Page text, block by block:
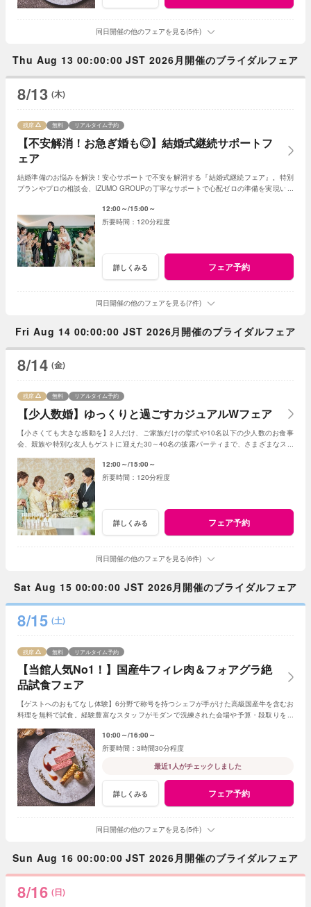
同日開催の他のフェアを見る(5件)
Thu Aug 13 00:00:00 JST 2026月開催のブライダルフェア
8/13 (木)
【不安解消！お急ぎ婚も◎】結婚式継続サポートフ
ェア
残席 無料 リアルタイム予約
結婚準備のお悩みを解決！安心サポートで不安を解消する『結婚式継続フェア』。特別
プランやプロの相談会、IZUMO GROUPの丁寧なサポートで心配ゼロの準備を実現いた
12:00～ 15:00～
120分程度
詳しくみる フェア予約
同日開催の他のフェアを見る(7件)
Fri Aug 14 00:00:00 JST 2026月開催のブライダルフェア
8/14 (金)
【少人数婚】ゆっくりと過ごすカジュアルWフェア
残席 無料 リアルタイム予約
【小さくても大きな感動を】2人だけ、ご家族だけの挙式や10名以下の少人数のお食事
会、親族や特別な友人もゲストに迎えた30～40名の披露パーティまで、さまざまなスタ
12:00～ 15:00～
120分程度
詳しくみる フェア予約
同日開催の他のフェアを見る(6件)
Sat Aug 15 00:00:00 JST 2026月開催のブライダルフェア
8/15 (土)
【当館人気No1！】国産牛フィレ肉＆フォアグラ絶
品試食フェア
残席 無料 リアルタイム予約
【ゲストへのおもてなし体験】6分野で称号を持つシェフが手がけた高級国産牛を含むお
料理を無料で試食。経験豊富なスタッフがモダンで洗練された会場や予算・段取りをご
10:00～ 16:00～
3時間30分程度
最近1人がチェックしました
詳しくみる フェア予約
同日開催の他のフェアを見る(5件)
Sun Aug 16 00:00:00 JST 2026月開催のブライダルフェア
8/16 (日)